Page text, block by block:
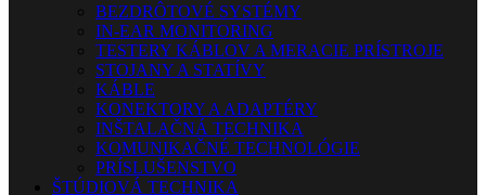
BEZDRÔTOVÉ SYSTÉMY
IN-EAR MONITORING
TESTERY KÁBLOV A MERACIE PRÍSTROJE
STOJANY A STATÍVY
KÁBLE
KONEKTORY A ADAPTÉRY
INŠTALAČNÁ TECHNIKA
KOMUNIKAČNÉ TECHNOLÓGIE
PRÍSLUŠENSTVO
ŠTÚDIOVÁ TECHNIKA